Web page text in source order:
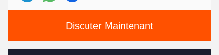
Discuter Maintenant